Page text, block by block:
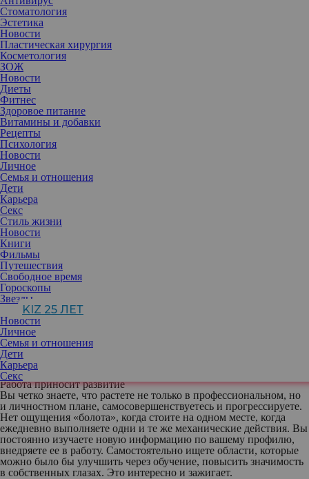
Стоматология
Эстетика
Новости
Пластическая хирургия
Косметология
ЗОЖ
Новости
Диеты
Фитнес
Здоровое питание
Витамины и добавки
Рецепты
Психология
Новости
Личное
Семья и отношения
Дети
Карьера
Секс
Стиль жизни
Новости
Книги
Фильмы
Путешествия
Свободное время
Гороскопы
Звезды
KIZ 25 ЛЕТ
Новости
Личное
Семья и отношения
Дети
Карьера
Секс
Найти свою идеальную работу непросто. Взрослого человека
все время одолевают сомнения — точно ли это мое дело? Или
нужно искать нечто иное? И даже если работа нравится, время
от времени похожие вопросы возникают в голове просто от
усталости. Называем признаки, которые помогут понять,
находитесь ли вы на своем месте или пора менять деятельность.
Работа приносит развитие
Вы четко знаете, что растете не только в профессиональном, но
и личностном плане, самосовершенствуетесь и прогрессируете.
Нет ощущения «болота», когда стоите на одном месте, когда
ежедневно выполняете одни и те же механические действия. Вы
постоянно изучаете новую информацию по вашему профилю,
внедряете ее в работу. Самостоятельно ищете области, которые
можно было бы улучшить через обучение, повысить значимость
в собственных глазах. Это интересно и зажигает.